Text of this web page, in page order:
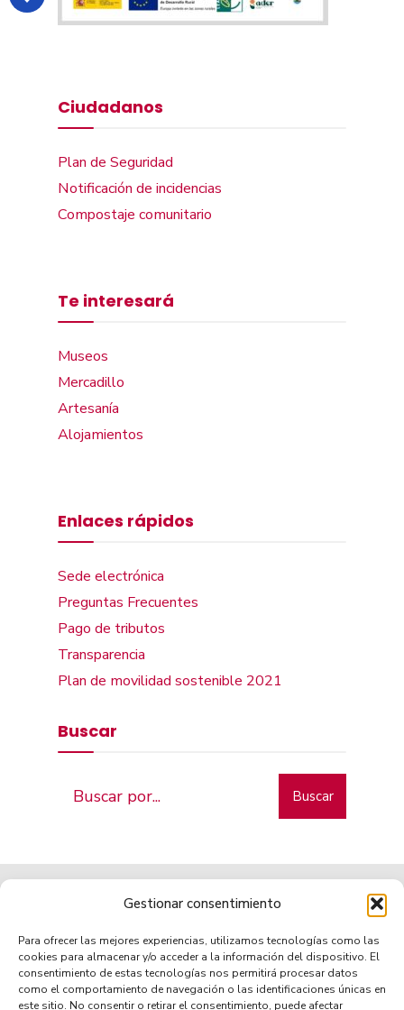
Gestionar consentimiento
Para ofrecer las mejores experiencias, utilizamos tecnologías como las
cookies para almacenar y/o acceder a la información del dispositivo. El
consentimiento de estas tecnologías nos permitirá procesar datos
como el comportamiento de navegación o las identificaciones únicas en
este sitio. No consentir o retirar el consentimiento, puede afectar
Ciudadanos
Plan de Seguridad
Notificación de incidencias
Compostaje comunitario
Te interesará
Museos
Mercadillo
Artesanía
Alojamientos
Enlaces rápidos
Sede electrónica
Preguntas Frecuentes
Pago de tributos
Transparencia
Plan de movilidad sostenible 2021
Buscar
Buscar
Municipio de tradición